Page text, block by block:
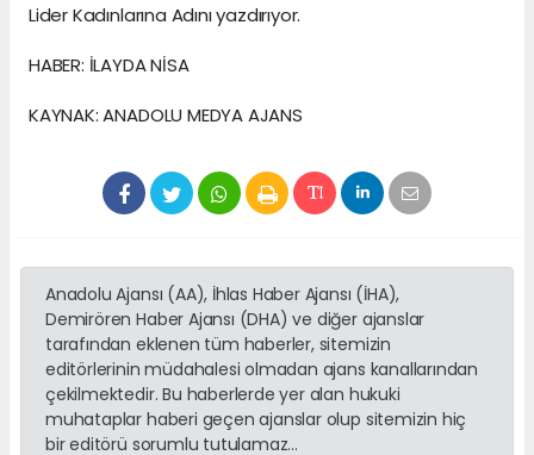
Lider Kadınlarına Adını yazdırıyor.
HABER: İLAYDA NİSA
KAYNAK: ANADOLU MEDYA AJANS
Anadolu Ajansı (AA), İhlas Haber Ajansı (İHA),
Demirören Haber Ajansı (DHA) ve diğer ajanslar
tarafından eklenen tüm haberler, sitemizin
editörlerinin müdahalesi olmadan ajans kanallarından
çekilmektedir. Bu haberlerde yer alan hukuki
muhataplar haberi geçen ajanslar olup sitemizin hiç
bir editörü sorumlu tutulamaz...